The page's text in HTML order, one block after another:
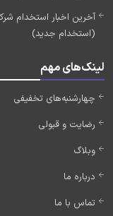
(استخدام جدید)
لینک‌های مهم
چهارشنبه‌های تخفیفی
رضایت و قبولی
وبلاگ
درباره ما
تماس با ما